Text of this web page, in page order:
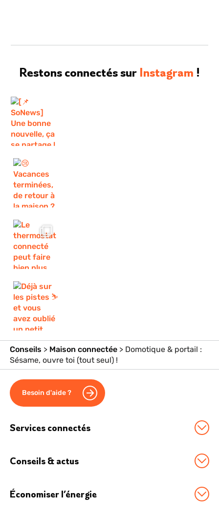
Restons connectés sur Instagram !
Conseils > Maison connectée > Domotique & portail :
Sésame, ouvre toi (tout seul) !
Besoin d'aide ?
Services connectés
Option Effacement
Conseils & actus
Économies d'énergie
Économiser l’énergie